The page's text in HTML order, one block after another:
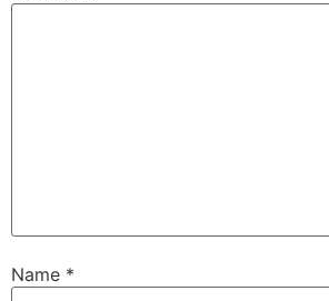
Name *